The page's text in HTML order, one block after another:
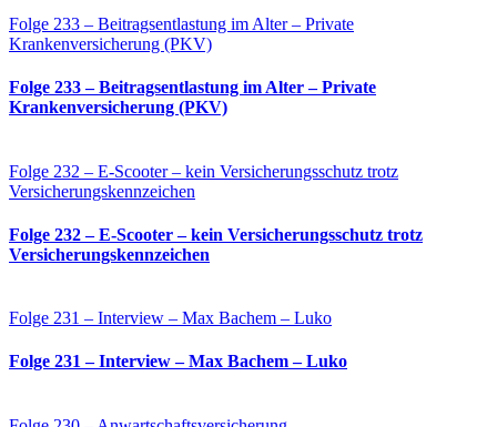
Folge 233 – Beitragsentlastung im Alter – Private
Krankenversicherung (PKV)
Folge 233 – Beitragsentlastung im Alter – Private
Krankenversicherung (PKV)
Folge 232 – E-Scooter – kein Versicherungsschutz trotz
Versicherungskennzeichen
Folge 232 – E-Scooter – kein Versicherungsschutz trotz
Versicherungskennzeichen
Folge 231 – Interview – Max Bachem – Luko
Folge 231 – Interview – Max Bachem – Luko